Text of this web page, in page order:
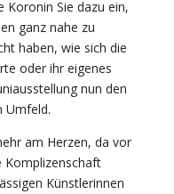
Koronin Sie dazu ein,
ganz nahe zu
haben, wie sich die
oder ihr eigenes
nun den
Umfeld.
am Herzen, da vor
Komplizenschaft
Künstlerinnen